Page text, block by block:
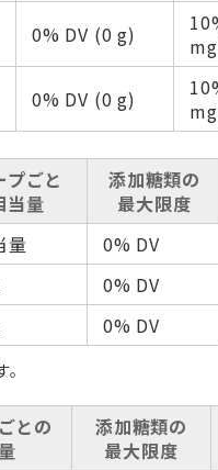
0% DV (0 g)
0% DV (0 g)
プごと
当量
添加糖類の
最大限度
量 0% DV
0% DV
0% DV
との
添加糖類の
最大限度